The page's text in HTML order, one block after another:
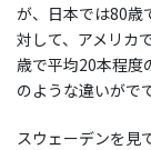
が、日本では80歳
対して、アメリカ
歳で平均20本程度
のような違いがで
スウェーデンを見